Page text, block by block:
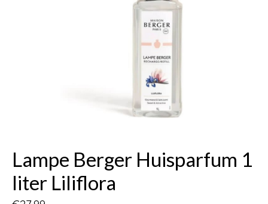
Lampe Berger Huisparfum 1
liter Liliflora